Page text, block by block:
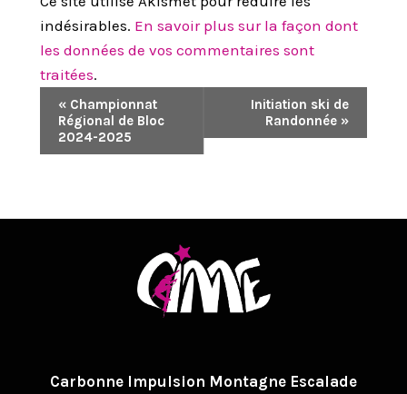
indésirables. En savoir plus sur la façon dont
les données de vos commentaires sont
traitées.
« Championnat
Régional de Bloc
2024-2025
Initiation ski de
Randonnée »
Carbonne Impulsion Montagne Escalade